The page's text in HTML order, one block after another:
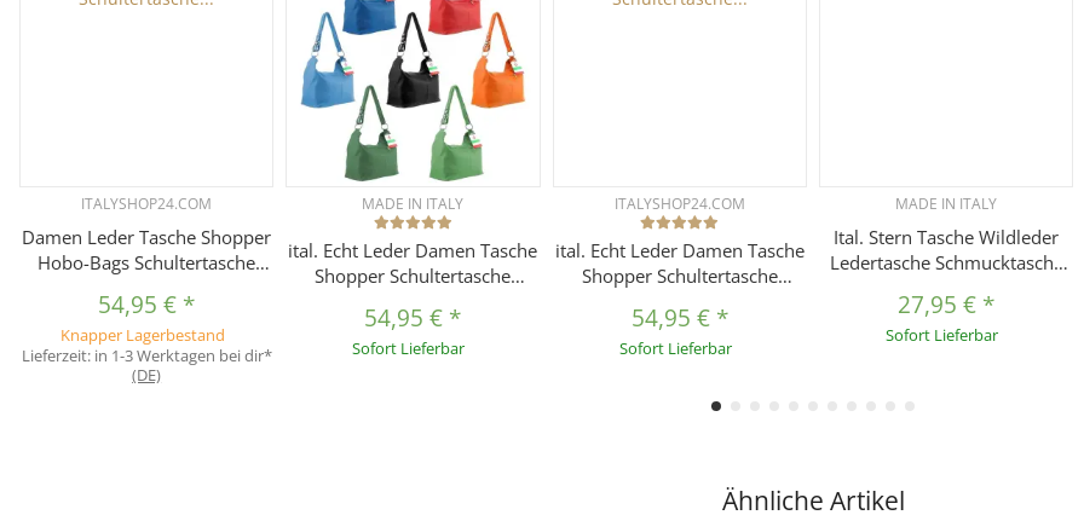
ITALYSHOP24.COM
Damen Leder Tasche Shopper
Hobo-Bags Schultertasche
Henkeltasche Ledertasche
Damentasche Grau
54,95 € *
Knapper Lagerbestand
Lieferzeit: in 1-3 Werktagen bei dir*
(DE)
MADE IN ITALY
ital. Echt Leder Damen Tasche
Shopper Schultertasche
54,95 € *
Sofort Lieferbar
ITALYSHOP24.COM
ital. Echt Leder Damen Tasche
Shopper Schultertasche
d1
54,95 € *
Sofort Lieferbar
MADE IN ITALY
Ital. Stern Tasche Wildleder
Ledertasche Schmucktasche
Borsetta Pochette
Schultertasche CrossOver
27,95 € *
Sofort Lieferbar
Ähnliche Artikel